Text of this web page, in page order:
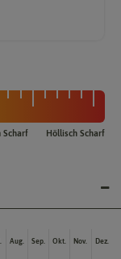
Scharf Höllisch Scharf
Aug. Sep. Okt. Nov. Dez.